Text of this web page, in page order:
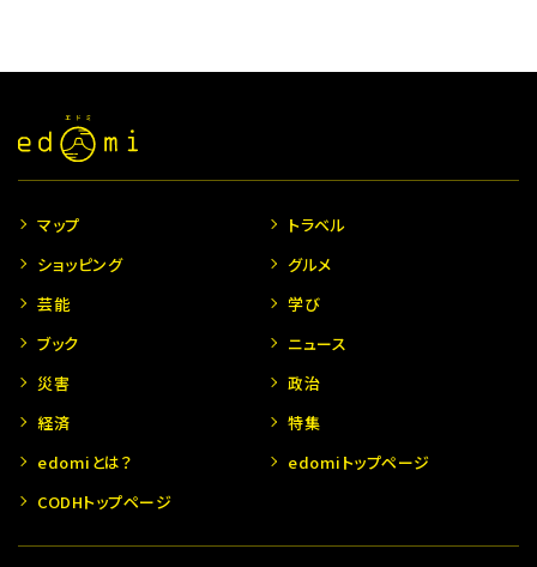
マップ
トラベル
ショッピング
グルメ
芸能
学び
ブック
ニュース
災害
政治
経済
特集
edomiとは？
edomiトップページ
CODHトップページ